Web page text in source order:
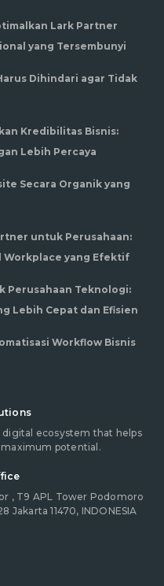
Lark Partner
yang Tersembunyi
Dihindari agar Tidak
Kredibilitas Bisnis:
Lebih Percaya
Secara Organik yang
untuk Perusahaan:
Workplace yang Efektif
Perusahaan Teknologi:
Lebih Cepat dan Efisien
Workflow Bisnis
ecosystem that helps
potential.
, T9 APL Tower Podomoro
Jakarta 11470, INDONESIA